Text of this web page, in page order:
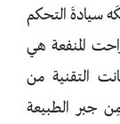
سيادةَ التحكم
المنفعة هي
التقنية من
مِن جبر الطبيعة